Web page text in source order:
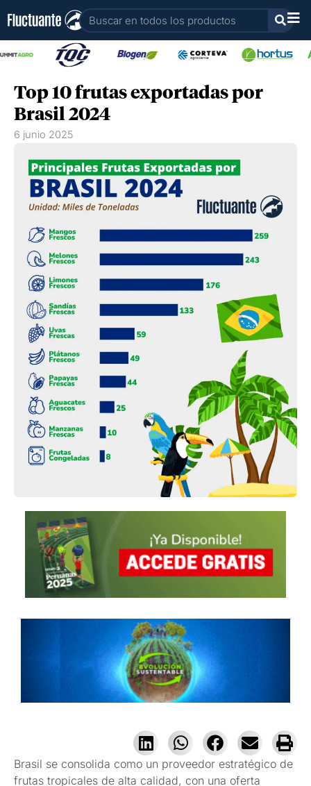
contenido
Buscar
Top 10 frutas exportadas por
Brasil 2024
6 junio 2025
Brasil se consolida como un proveedor estratégico de
frutas tropicales de alta calidad, con una oferta